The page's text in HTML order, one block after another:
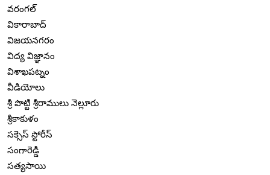
వరంగల్
వికారాబాద్
విజయనగరం
విద్య విజ్ఞానం
విశాఖపట్నం
వీడియోలు
శ్రీ పొట్టి శ్రీరాములు నెల్లూరు
శ్రీకాకుళం
సక్సెస్ స్టోరీస్
సంగారెడ్డి
సత్యసాయి